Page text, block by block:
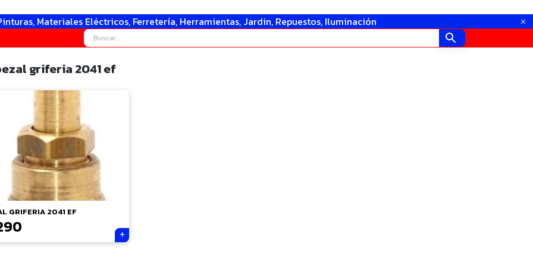
Materiales Eléctricos, Ferretería, Herramientas, Jardin, Repuestos, Iluminación
griferia 2041 ef
GRIFERIA 2041 EF